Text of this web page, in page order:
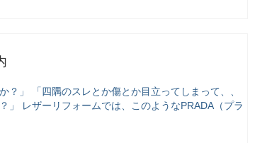
？」 「四隅のスレとか傷とか目立ってしまって、、
」 レザーリフォームでは、このようなPRADA（プラ